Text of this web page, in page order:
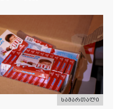
სამართალი